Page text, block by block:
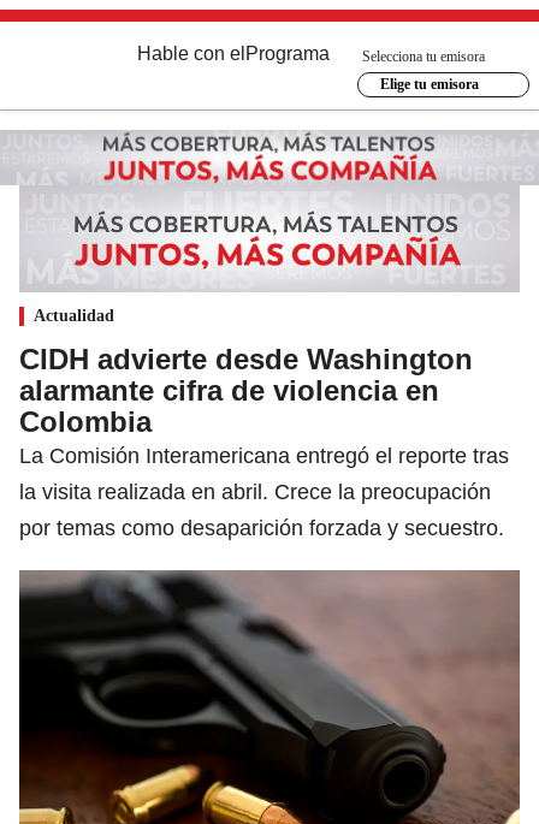
Hable con el Programa
Selecciona tu emisora
Elige tu emisora
Actualidad
CIDH advierte desde Washington
alarmante cifra de violencia en
Colombia
La Comisión Interamericana entregó el reporte tras
la visita realizada en abril. Crece la preocupación
por temas como desaparición forzada y secuestro.